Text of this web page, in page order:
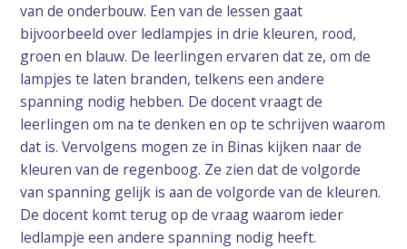
van de onderbouw. Een van de lessen gaat
bijvoorbeeld over ledlampjes in drie kleuren, rood,
groen en blauw. De leerlingen ervaren dat ze, om de
lampjes te laten branden, telkens een andere
spanning nodig hebben. De docent vraagt de
leerlingen om na te denken en op te schrijven waarom
dat is. Vervolgens mogen ze in Binas kijken naar de
kleuren van de regenboog. Ze zien dat de volgorde
van spanning gelijk is aan de volgorde van de kleuren.
De docent komt terug op de vraag waarom ieder
ledlampje een andere spanning nodig heeft.